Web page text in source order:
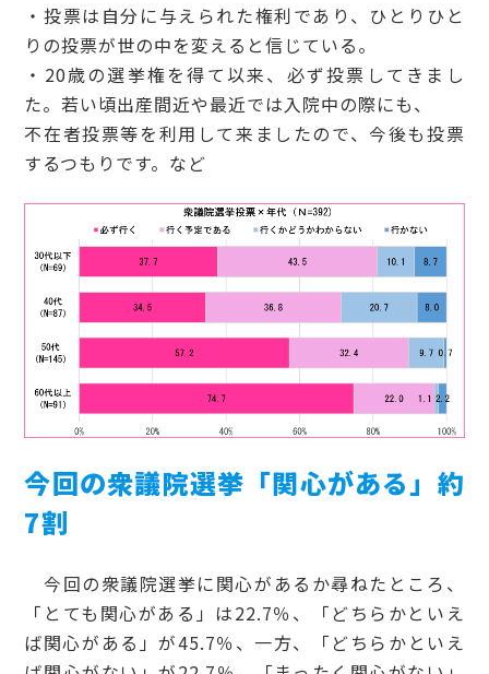
・投票は自分に与えられた権利であり、ひとりひと
りの投票が世の中を変えると信じている。
・20歳の選挙権を得て以来、必ず投票してきまし
た。若い頃出産間近や最近では入院中の際にも、
不在者投票等を利用して来ましたので、今後も投票
するつもりです。など
今回の衆議院選挙「関心がある」約
7割
今回の衆議院選挙に関心があるか尋ねたところ、
「とても関心がある」は22.7％、「どちらかといえ
ば関心がある」が45.7％、一方、「どちらかといえ